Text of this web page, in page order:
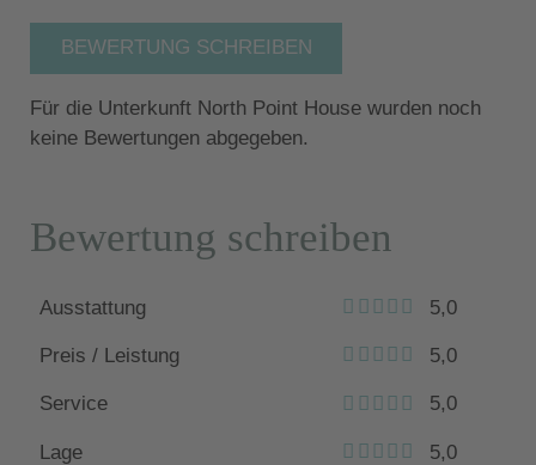
BEWERTUNG SCHREIBEN
Für die Unterkunft North Point House wurden noch
keine Bewertungen abgegeben.
Bewertung schreiben
Ausstattung 5,0
Preis / Leistung 5,0
Service 5,0
Lage 5,0